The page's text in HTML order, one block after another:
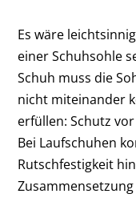
Es wäre
einer Schuhsohle
Schuh muss die
nicht miteinander
erfüllen: Schutz
Bei Laufschuhen
Rutschfestigkeit